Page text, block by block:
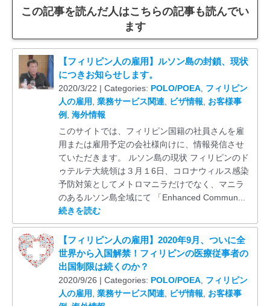
この記事を読んだ人はこちらの記事も読んでい
ます
【フィリピン人の雇用】ルソン島の封鎖、現状
につきお知らせします。
2020/3/22 | Categories: POLO/POEA, フィリピン
人の雇用 業務サービス関連, ビザ情報
お客様事
例, 海外情報
このサイトでは、フィリピン国籍の社員さんを雇
用または雇用予定の会社様向けに、情報発信させ
ていただきます。 ルソン島の現状 フィリピンのド
ゥテルテ大統領は３月１6日、コロナウィルス感染
予防対策としてメトロマニラだけでなく、マニラ
のあるルソン島全域にて 「Enhanced Commun...
続きを読む
【フィリピン人の雇用】2020年9月、ついに全
世界から入国解禁！フィリピンの医療従事者の
出国制限は続くのか？
2020/9/26 | Categories: POLO/POEA, フィリピン
人の雇用 業務サービス関連, ビザ情報
お客様事